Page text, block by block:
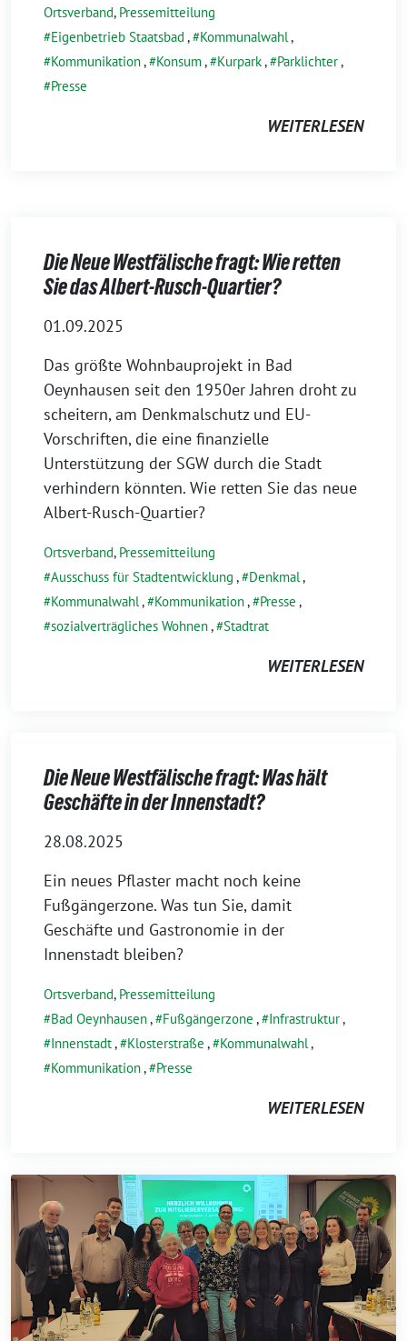
Ortsverband, Pressemitteilung
Eigenbetrieb Staatsbad , Kommunalwahl,
Kommunikation, Konsum, Kurpark, Parklichter,
Presse
WEITERLESEN
Die Neue Westfälische fragt: Wie retten
Sie das Albert-Rusch-Quartier?
01.09.2025
Das größte Wohnbauprojekt in Bad
Oeynhausen seit den 1950er Jahren droht zu
scheitern, am Denkmalschutz und EU-
Vorschriften, die eine finanzielle
Unterstützung der SGW durch die Stadt
verhindern könnten. Wie retten Sie das neue
Albert-Rusch-Quartier?
Ortsverband, Pressemitteilung
Ausschuss für Stadtentwicklung , Denkmal,
Kommunalwahl, Kommunikation, Presse ,
sozialverträgliches Wohnen, Stadtrat
WEITERLESEN
Die Neue Westfälische fragt: Was hält
Geschäfte in der Innenstadt?
28.08.2025
Ein neues Pflaster macht noch keine
Fußgängerzone. Was tun Sie, damit
Geschäfte und Gastronomie in der
Innenstadt bleiben?
Ortsverband, Pressemitteilung
Bad Oeynhausen, Fußgängerzone , Infrastruktur,
Innenstadt, Klosterstraße , Kommunalwahl,
Kommunikation, Presse
WEITERLESEN